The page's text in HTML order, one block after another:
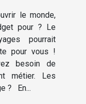
le monde,
pour ? Le
pourrait
pour vous !
besoin de
métier. Les
? En...